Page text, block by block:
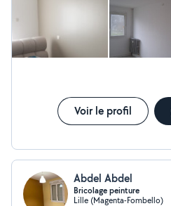
Voir le profil
Abdel Abdel
Bricolage peinture
Lille (Magenta-Fombello)